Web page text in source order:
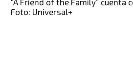
Foto: Universal+